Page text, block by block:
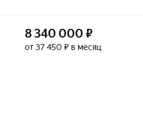
8 340 000 ₽
от 37 450 ₽ в месяц